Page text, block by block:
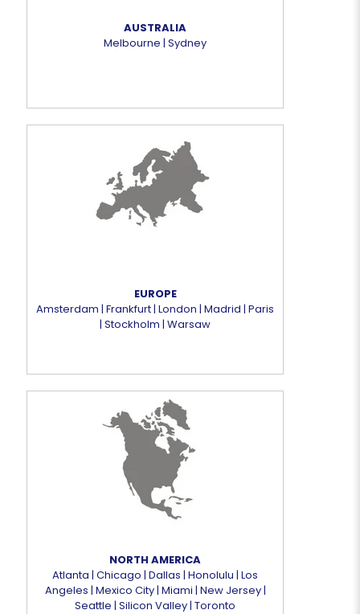
AUSTRALIA
Melbourne | Sydney
EUROPE
Amsterdam | Frankfurt | London | Madrid | Paris
| Stockholm | Warsaw
NORTH AMERICA
Atlanta | Chicago | Dallas | Honolulu | Los
Angeles | Mexico City | Miami | New Jersey |
Seattle | Silicon Valley | Toronto